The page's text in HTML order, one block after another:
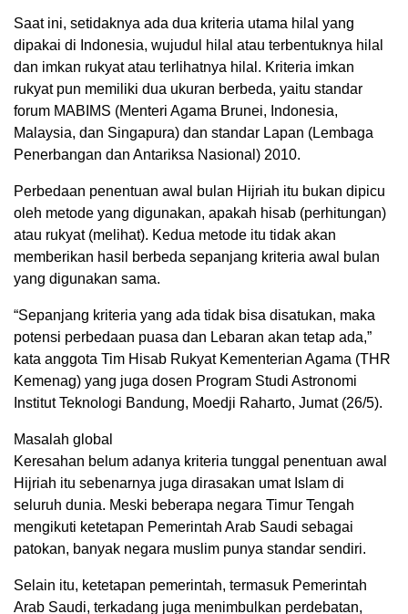
Saat ini, setidaknya ada dua kriteria utama hilal yang
dipakai di Indonesia, wujudul hilal atau terbentuknya hilal
dan imkan rukyat atau terlihatnya hilal. Kriteria imkan
rukyat pun memiliki dua ukuran berbeda, yaitu standar
forum MABIMS (Menteri Agama Brunei, Indonesia,
Malaysia, dan Singapura) dan standar Lapan (Lembaga
Penerbangan dan Antariksa Nasional) 2010.
Perbedaan penentuan awal bulan Hijriah itu bukan dipicu
oleh metode yang digunakan, apakah hisab (perhitungan)
atau rukyat (melihat). Kedua metode itu tidak akan
memberikan hasil berbeda sepanjang kriteria awal bulan
yang digunakan sama.
“Sepanjang kriteria yang ada tidak bisa disatukan, maka
potensi perbedaan puasa dan Lebaran akan tetap ada,”
kata anggota Tim Hisab Rukyat Kementerian Agama (THR
Kemenag) yang juga dosen Program Studi Astronomi
Institut Teknologi Bandung, Moedji Raharto, Jumat (26/5).
Masalah global
Keresahan belum adanya kriteria tunggal penentuan awal
Hijriah itu sebenarnya juga dirasakan umat Islam di
seluruh dunia. Meski beberapa negara Timur Tengah
mengikuti ketetapan Pemerintah Arab Saudi sebagai
patokan, banyak negara muslim punya standar sendiri.
Selain itu, ketetapan pemerintah, termasuk Pemerintah
Arab Saudi, terkadang juga menimbulkan perdebatan,